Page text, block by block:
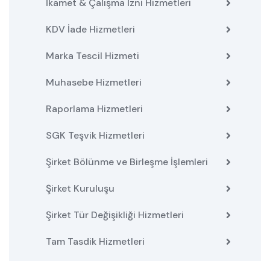
İkamet & Çalışma İzni Hizmetleri
KDV İade Hizmetleri
Marka Tescil Hizmeti
Muhasebe Hizmetleri
Raporlama Hizmetleri
SGK Teşvik Hizmetleri
Şirket Bölünme ve Birleşme İşlemleri
Şirket Kuruluşu
Şirket Tür Değişikliği Hizmetleri
Tam Tasdik Hizmetleri